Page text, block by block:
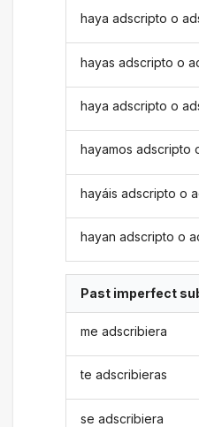
haya adscripto o
hayas adscripto o
haya adscripto o
hayamos adscripto
hayáis adscripto o
hayan adscripto o
Past imperfect
me adscribiera
te adscribieras
se adscribiera